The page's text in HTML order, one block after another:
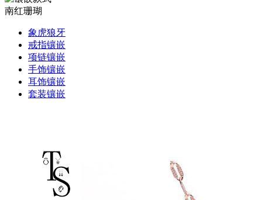
南红珊瑚
象虎狼牙
戒指镶嵌
项链镶嵌
手饰镶嵌
耳饰镶嵌
套装镶嵌